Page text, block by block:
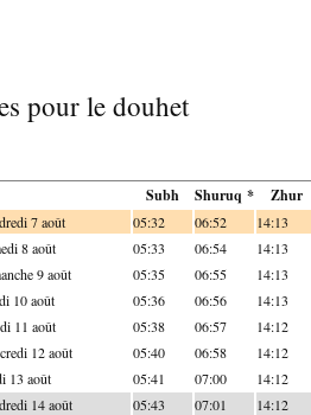
pour le douhet
Subh Shuruq * Zhur
7 août 05:32 06:52 14:13
8 août 05:33 06:54 14:13
9 août 05:35 06:55 14:13
10 août 05:36 06:56 14:13
11 août 05:38 06:57 14:12
12 août 05:40 06:58 14:12
13 août 05:41 07:00 14:12
14 août 05:43 07:01 14:12